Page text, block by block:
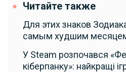
Читайте также
Для этих знаков
самым худшим
У Steam розпочався
кіберпанку»: найкращі